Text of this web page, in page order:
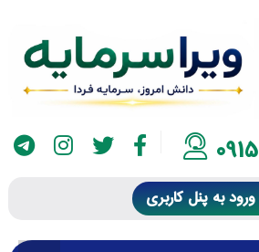
0915
ورود به پنل کاربری